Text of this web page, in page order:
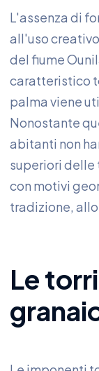
L'assenza di
all'uso
del fiume
caratteristico
palma viene
Nonostante
abitanti non
superiori delle
con motivi
tradizione,
Le